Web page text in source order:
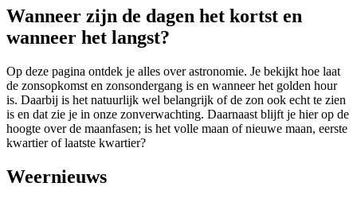
Wanneer zijn de dagen het kortst en
wanneer het langst?
Op deze pagina ontdek je alles over astronomie. Je bekijkt hoe laat
de zonsopkomst en zonsondergang is en wanneer het golden hour
is. Daarbij is het natuurlijk wel belangrijk of de zon ook echt te zien
is en dat zie je in onze zonverwachting. Daarnaast blijft je hier op de
hoogte over de maanfasen; is het volle maan of nieuwe maan, eerste
kwartier of laatste kwartier?
Weernieuws